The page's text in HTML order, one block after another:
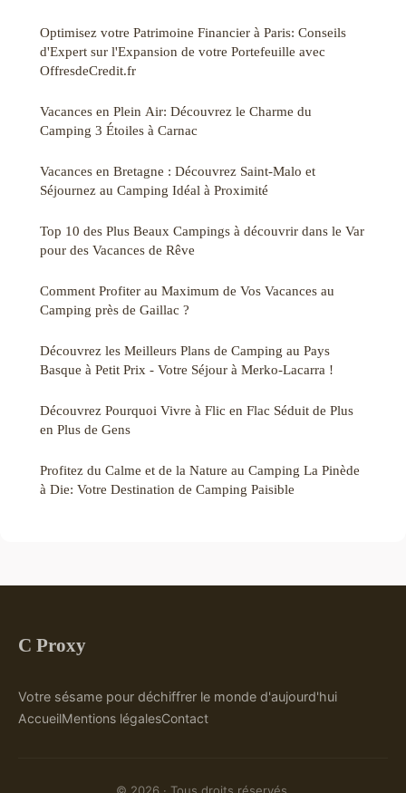
Optimisez votre Patrimoine Financier à Paris: Conseils
d'Expert sur l'Expansion de votre Portefeuille avec
OffresdeCredit.fr
Vacances en Plein Air: Découvrez le Charme du
Camping 3 Étoiles à Carnac
Vacances en Bretagne : Découvrez Saint-Malo et
Séjournez au Camping Idéal à Proximité
Top 10 des Plus Beaux Campings à découvrir dans le Var
pour des Vacances de Rêve
Comment Profiter au Maximum de Vos Vacances au
Camping près de Gaillac ?
Découvrez les Meilleurs Plans de Camping au Pays
Basque à Petit Prix - Votre Séjour à Merko-Lacarra !
Découvrez Pourquoi Vivre à Flic en Flac Séduit de Plus
en Plus de Gens
Profitez du Calme et de la Nature au Camping La Pinède
à Die: Votre Destination de Camping Paisible
C Proxy
Votre sésame pour déchiffrer le monde d'aujourd'hui
AccueilMentions légalesContact
© 2026 · Tous droits réservés.